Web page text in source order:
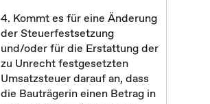
4. Kommt es für eine Änderung
der Steuerfestsetzung
und/oder für die Erstattung der
zu Unrecht festgesetzten
Umsatzsteuer darauf an, dass
die Bauträgerin einen Betrag in